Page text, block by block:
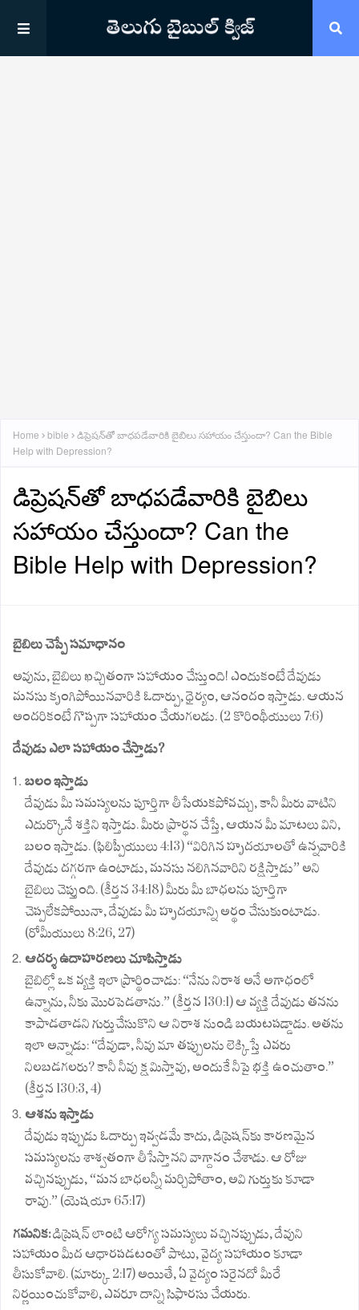
Home bible
డిప్రెషన్‌తో బాధపడేవారికి బైబిలు సహాయం చేస్తుందా? Can the Bible
Help with Depression?
డిప్రెషన్‌తో బాధపడేవారికి బైబిలు
సహాయం చేస్తుందా? Can the
Bible Help with Depression?
బైబిలు చెప్పే సమాధానం
అవును, బైబిలు ఖచ్చితంగా సహాయం చేస్తుంది! ఎందుకంటే దేవుడు
మనసు కృంగిపోయినవారికి ఓదార్పు, ధైర్యం, ఆనందం ఇస్తాడు. ఆయన
అందరికంటే గొప్పగా సహాయం చేయగలడు. (2 కొరింథీయులు 7:6)
దేవుడు ఎలా సహాయం చేస్తాడు?
బలం ఇస్తాడు
దేవుడు మీ సమస్యలను పూర్తిగా తీసేయకపోవచ్చు, కానీ మీరు వాటిని
ఎదుర్కొనే శక్తిని ఇస్తాడు. మీరు ప్రార్థన చేస్తే, ఆయన మీ మాటలు విని,
బలం ఇస్తాడు. (ఫిలిప్పీయులు 4:13) “విరిగిన హృదయాలతో ఉన్నవారికి
దేవుడు దగ్గరగా ఉంటాడు, మనసు నలిగినవారిని రక్షిస్తాడు” అని
బైబిలు చెప్తుంది. (కీర్తన 34:18) మీరు మీ బాధలను పూర్తిగా
చెప్పలేకపోయినా, దేవుడు మీ హృదయాన్ని అర్థం చేసుకుంటాడు.
(రోమీయులు 8:26, 27)
ఆదర్శ ఉదాహరణలు చూపిస్తాడు
బైబిల్లో ఒక వ్యక్తి ఇలా ప్రార్థించాడు: “నేను నిరాశ అనే అగాధంలో
ఉన్నాను, నీకు మొరపెడతాను.” (కీర్తన 130:1) ఆ వ్యక్తి దేవుడు తనను
కాపాడతాడని గుర్తుచేసుకొని ఆ నిరాశ నుండి బయటపడ్డాడు. అతను
ఇలా అన్నాడు: “దేవుడా, నీవు మా తప్పులను లెక్కిస్తే ఎవరు
నిలబడగలరు? కానీ నీవు క్షమిస్తావు, అందుకే నీపై భక్తి ఉంచుతాం.”
(కీర్తన 130:3, 4)
ఆశను ఇస్తాడు
దేవుడు ఇప్పుడు ఓదార్పు ఇవ్వడమే కాదు, డిప్రెషన్‌కు కారణమైన
సమస్యలను శాశ్వతంగా తీసేస్తానని వాగ్దానం చేశాడు. ఆ రోజు
వచ్చినప్పుడు, “మన బాధలన్నీ మర్చిపోతాం, అవి గుర్తుకు కూడా
రావు.” (యెషయా 65:17)
గమనిక:డిప్రెషన్‌ లాంటి ఆరోగ్య సమస్యలు వచ్చినప్పుడు, దేవుని
సహాయం మీద ఆధారపడటంతో పాటు, వైద్య సహాయం కూడా
తీసుకోవాలి. (మార్కు 2:17) అయితే, ఏ వైద్యం సరైనదో మీరే
నిర్ణయించుకోవాలి, ఎవరూ దాన్ని సిఫారసు చేయరు.